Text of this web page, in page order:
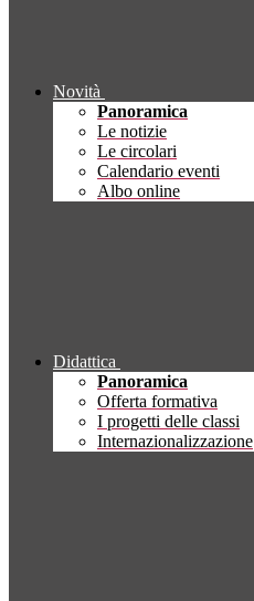
Novità
Panoramica
Le notizie
Le circolari
Calendario eventi
Albo online
Didattica
Panoramica
Offerta formativa
I progetti delle classi
Internazionalizzazione